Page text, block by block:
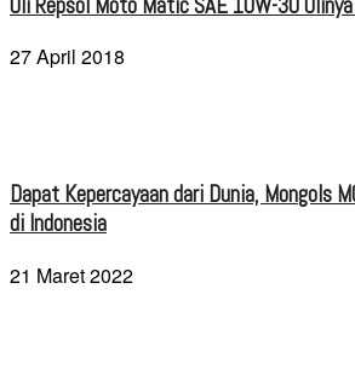
27 April 2018
Dapat Kepercayaan dari Dunia, Mongols
di Indonesia
21 Maret 2022